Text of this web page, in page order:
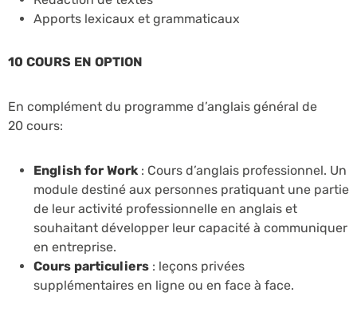
Apports lexicaux et grammaticaux
10 COURS EN OPTION
En complément du programme d’anglais général de
20 cours:
English for Work : Cours d’anglais professionnel. Un
module destiné aux personnes pratiquant une partie
de leur activité professionnelle en anglais et
souhaitant développer leur capacité à communiquer
en entreprise.
Cours particuliers : leçons privées
supplémentaires en ligne ou en face à face.